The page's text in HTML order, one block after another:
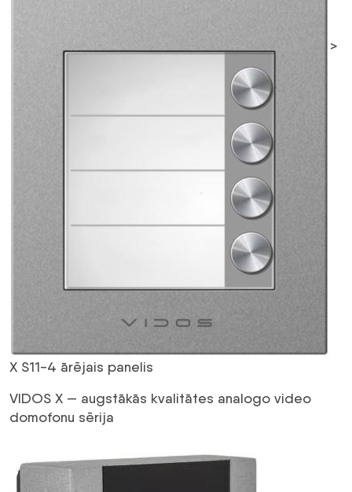
>
X S11-4 ārējais panelis
VIDOS X — augstākās kvalitātes analogo video
domofonu sērija